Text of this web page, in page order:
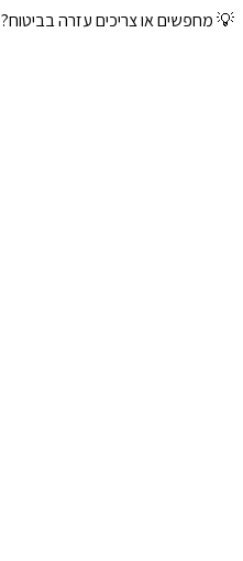
💡 מחפשים או צריכים עזרה בביטוח?